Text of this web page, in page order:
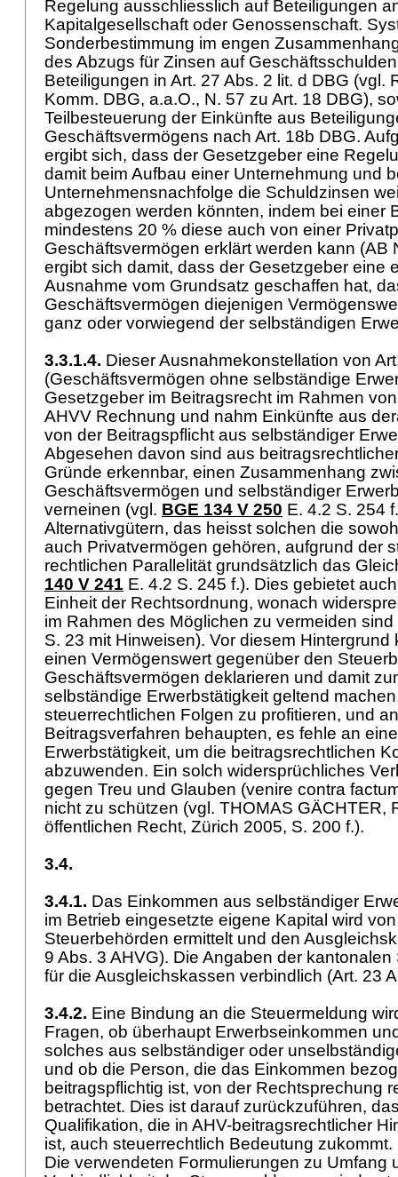
Regelung ausschliesslich auf Beteiligungen
Kapitalgesellschaft oder Genossenschaft.
Sonderbestimmung im engen
des Abzugs für Zinsen auf
Beteiligungen in Art. 27 Abs. 2 lit. d DBG (vgl.
Komm. DBG, a.a.O., N. 57 zu Art. 18 DBG),
Teilbesteuerung der Einkünfte aus
Geschäftsvermögens nach Art. 18b DBG.
ergibt sich, dass der Gesetzgeber eine
damit beim Aufbau einer Unternehmung und
Unternehmensnachfolge die Schuldzinsen
abgezogen werden könnten, indem bei einer
mindestens 20 % diese auch von einer
Geschäftsvermögen erklärt werden kann (AB
ergibt sich damit, dass der Gesetzgeber eine
Ausnahme vom Grundsatz geschaffen hat,
Geschäftsvermögen diejenigen
ganz oder vorwiegend der selbständigen
3.3.1.4. Dieser Ausnahmekonstellation von
(Geschäftsvermögen ohne selbständige
Gesetzgeber im Beitragsrecht im Rahmen
AHVV Rechnung und nahm Einkünfte aus
von der Beitragspflicht aus selbständiger
Abgesehen davon sind aus
Gründe erkennbar, einen Zusammenhang
Geschäftsvermögen und selbständiger
verneinen (vgl. BGE 134 V 250 E. 4.2 S. 254
Alternativgütern, das heisst solchen die
auch Privatvermögen gehören, aufgrund der
rechtlichen Parallelität grundsätzlich das
140 V 241 E. 4.2 S. 245 f.). Dies gebietet
Einheit der Rechtsordnung, wonach
im Rahmen des Möglichen zu vermeiden sind
S. 23 mit Hinweisen). Vor diesem
einen Vermögenswert gegenüber den
Geschäftsvermögen deklarieren und damit
selbständige Erwerbstätigkeit geltend
steuerrechtlichen Folgen zu profitieren, und
Beitragsverfahren behaupten, es fehle an
Erwerbstätigkeit, um die beitragsrechtlichen
abzuwenden. Ein solch widersprüchliches
gegen Treu und Glauben (venire contra
nicht zu schützen (vgl. THOMAS GÄCHTER,
öffentlichen Recht, Zürich 2005, S. 200 f.).
3.4.
3.4.1. Das Einkommen aus selbständiger
im Betrieb eingesetzte eigene Kapital wird
Steuerbehörden ermittelt und den
9 Abs. 3 AHVG). Die Angaben der
für die Ausgleichskassen verbindlich (Art. 23
3.4.2. Eine Bindung an die Steuermeldung
Fragen, ob überhaupt Erwerbseinkommen
solches aus selbständiger oder
und ob die Person, die das Einkommen
beitragspflichtig ist, von der Rechtsprechung
betrachtet. Dies ist darauf zurückzuführen,
Qualifikation, die in AHV-beitragsrechtlicher
ist, auch steuerrechtlich Bedeutung
Die verwendeten Formulierungen zu Umfang